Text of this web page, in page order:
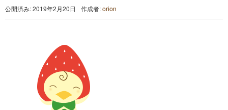
公開済み: 2019年2月20日 作成者:orion